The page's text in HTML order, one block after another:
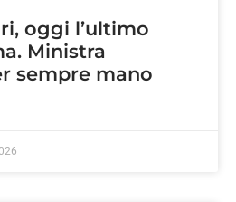
oggi l’ultimo
Ministra
sempre mano